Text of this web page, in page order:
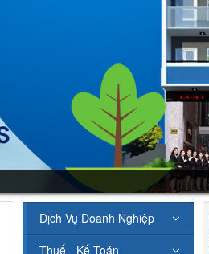
Dịch Vụ Doanh Nghiệp
Thuế - Kế Toán